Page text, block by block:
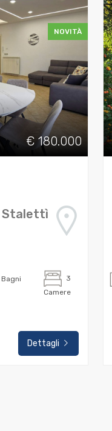
NOVITÀ
€ 180.000
Stalettì
Bagni
3
Camere
Dettagli